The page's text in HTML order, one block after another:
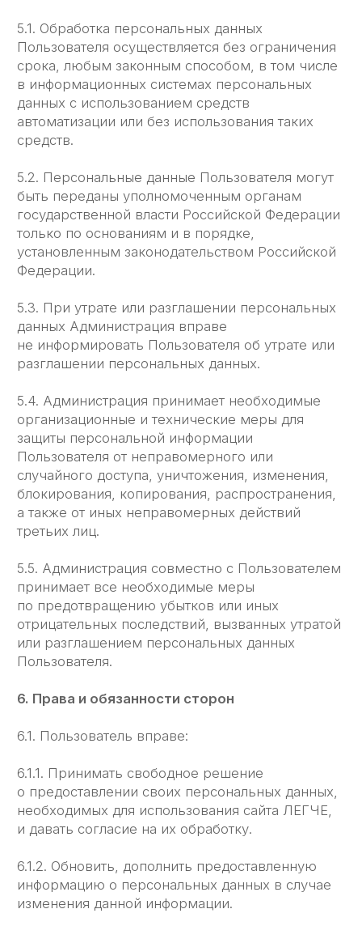
Пользователю, с момента обращения или
запроса Пользователя,
или его законного представителя либо
уполномоченного органа по защите прав
субъектов персональных данных на период
недостоверных персональных данных или
неправомерных действий.
7. Ответственность сторон
7.1. Администрация, не исполнившая свои
обязательства, несёт ответственность за убытки,
понесенные Пользователем в связи
с неправомерным использованием
персональных данных, в соответствии
с законодательством Российской Федерации,
за исключением случаев, предусмотренных
п. 5.2. и 7.2. настоящей Политики
7.2. В случае утраты или разглашения
Конфиденциальной информации Администрация
не несёт ответственность, если данная
конфиденциальная
информация:
или разглашения.
7.2.2. Была получена от третьей стороны
до момента ее ̈ получения Администрацией
Сайта.
7.2.3. Была разглашена с согласия Пользователя.
7.3. Пользователь несет полную ответственность
за соблюдение требовании ̆ законодательства
РФ, в том числе законов о рекламе, о защите
знаков и знаков обслуживания,
но не ограничиваясь перечисленным, включая
полную ответственность за содержание
и форму материалов.
7.4. Пользователь признает, что ответственность
за любую информацию (в том числе,
но не ограничиваясь: файлы с данными, тексты
и т. д.), к которой он может иметь доступ как
предоставившее такую информацию.
предоставленная ему как часть сайта ЛЕГЧЕ,
и принадлежат другим Пользователям,
партнерам или рекламодателям, которые
размещают такую информацию на сайте ЛЕГЧЕ.
Пользователь не вправе вносить изменения,
передавать в аренду, передавать на условиях
такого Содержания (полностью или в части),
за исключением случаев, когда такие действия
были письменно прямо разрешены
собственниками такого Содержания